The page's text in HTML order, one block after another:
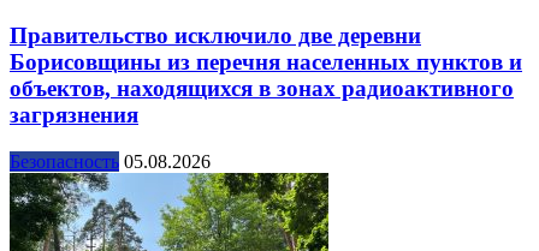
Правительство исключило две деревни
Борисовщины из перечня населенных пунктов и
объектов, находящихся в зонах радиоактивного
загрязнения
Безопасность 05.08.2026